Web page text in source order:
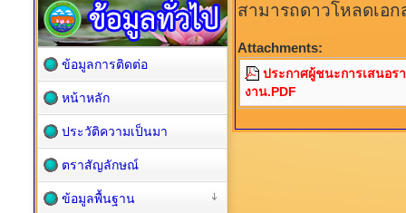
สามารถดาวโหลดเอ
Attachments:
ประกาศผู้ชนะการเสนอร
งาน.PDF
ข้อมูลการติดต่อ
หน้าหลัก
ประวัติความเป็นมา
ตราสัญลักษณ์
ข้อมูลพื้นฐาน